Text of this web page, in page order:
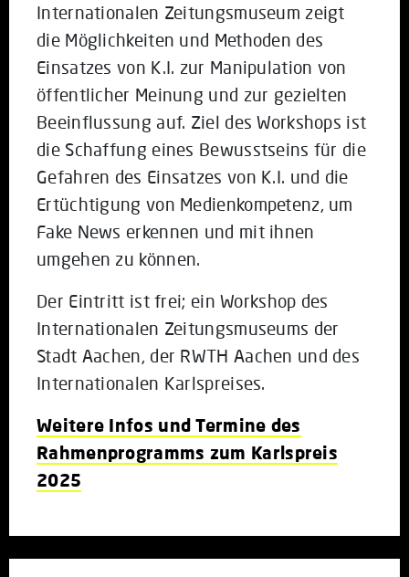
Internationalen Zeitungsmuseum zeigt
die Möglichkeiten und Methoden des
Einsatzes von K.I. zur Manipulation von
öffentlicher Meinung und zur gezielten
Beeinflussung auf. Ziel des Workshops ist
die Schaffung eines Bewusstseins für die
Gefahren des Einsatzes von K.I. und die
Ertüchtigung von Medienkompetenz, um
Fake News erkennen und mit ihnen
umgehen zu können.
Der Eintritt ist frei; ein Workshop des
Internationalen Zeitungsmuseums der
Stadt Aachen, der RWTH Aachen und des
Internationalen Karlspreises.
Weitere Infos und Termine des
Rahmenprogramms zum Karlspreis
2025